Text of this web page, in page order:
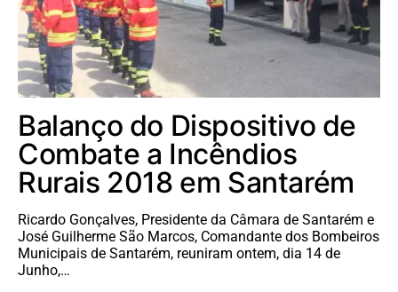
Balanço do Dispositivo de
Combate a Incêndios
Rurais 2018 em Santarém
Ricardo Gonçalves, Presidente da Câmara de Santarém e
José Guilherme São Marcos, Comandante dos Bombeiros
Municipais de Santarém, reuniram ontem, dia 14 de
Junho,…